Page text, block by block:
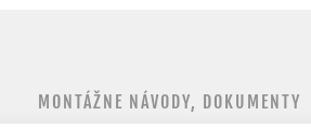
MONTÁŽNE NÁVODY, DOKUMENTY